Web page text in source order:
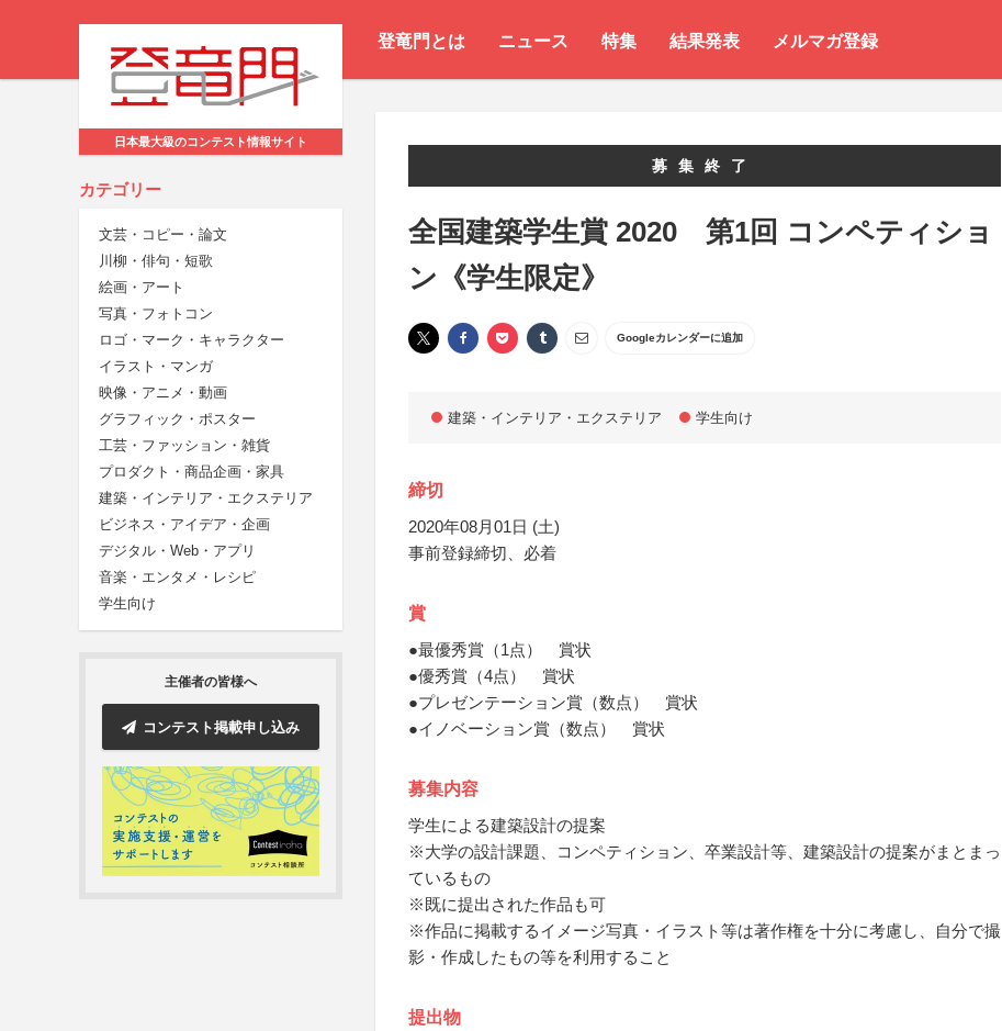
登竜門とは ニュース 特集 結果発表 メルマガ登録
日本最大級のコンテスト情報サイト
カテゴリー
文芸・コピー・論文
川柳・俳句・短歌
絵画・アート
写真・フォトコン
ロゴ・マーク・キャラクター
イラスト・マンガ
映像・アニメ・動画
グラフィック・ポスター
工芸・ファッション・雑貨
プロダクト・商品企画・家具
建築・インテリア・エクステリア
ビジネス・アイデア・企画
デジタル・Web・アプリ
音楽・エンタメ・レシピ
学生向け
主催者の皆様へ
コンテスト掲載申し込み
募集終了
全国建築学生賞 2020 第1回 コンペティショ
ン《学生限定》
Googleカレンダーに追加
建築・インテリア・エクステリア 学生向け
締切
2020年08月01日 (土)
事前登録締切、必着
賞
●最優秀賞（1点） 賞状
●優秀賞（4点） 賞状
●プレゼンテーション賞（数点） 賞状
●イノベーション賞（数点） 賞状
募集内容
学生による建築設計の提案
※大学の設計課題、コンペティション、卒業設計等、建築設計の提案がまとまっ
ているもの
※既に提出された作品も可
※作品に掲載するイメージ写真・イラスト等は著作権を十分に考慮し、自分で撮
影・作成したもの等を利用すること
提出物